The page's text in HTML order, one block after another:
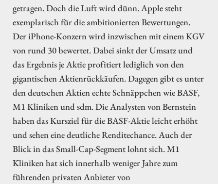
getragen. Doch die Luft wird dünn. Apple steht
exemplarisch für die ambitionierten Bewertungen.
Der iPhone-Konzern wird inzwischen mit einem KGV
von rund 30 bewertet. Dabei sinkt der Umsatz und
das Ergebnis je Aktie profitiert lediglich von den
gigantischen Aktienrückkäufen. Dagegen gibt es unter
den deutschen Aktien echte Schnäppchen wie BASF,
M1 Kliniken und sdm. Die Analysten von Bernstein
haben das Kursziel für die BASF-Aktie leicht erhöht
und sehen eine deutliche Renditechance. Auch der
Blick in das Small-Cap-Segment lohnt sich. M1
Kliniken hat sich innerhalb weniger Jahre zum
führenden privaten Anbieter von